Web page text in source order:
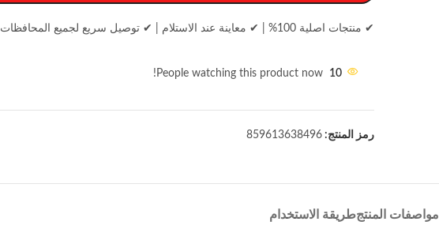
✔ منتجات اصلية 100% ✔ معاينة عند الاستلام ✔ توصيل سريع لجميع المحافظات
10
People watching this product now!
رمز المنتج: 859613638496
مواصفات المنتجطريقة الاستخدام